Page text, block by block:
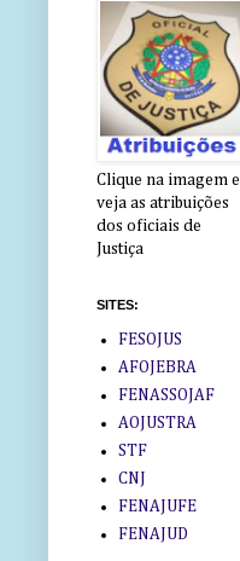
Clique na imagem e
veja as atribuições
dos oficiais de
Justiça
SITES:
FESOJUS
AFOJEBRA
FENASSOJAF
AOJUSTRA
STF
CNJ
FENAJUFE
FENAJUD